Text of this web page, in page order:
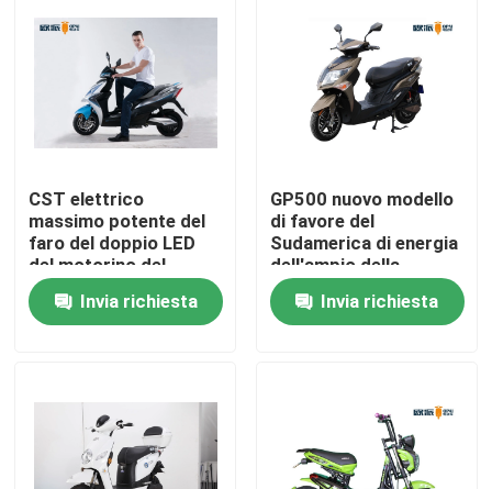
Casa
Circa noi
Giro della fabbrica
CST elettrico
massimo potente del
faro del doppio LED
del motorino del
ciclomotore di
velocità 50km senza
camera d'aria
Invia richiesta
GP500 nuovo modello
di favore del
Sudamerica di energia
dell'ampio della
gomma 72V20AH
motorino elettrico
acido al piombo del
Invia richiesta